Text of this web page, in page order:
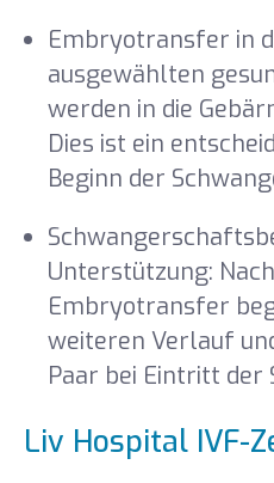
Embryotransfer in
ausgewählten
werden in die
Dies ist ein
Beginn der
Unterstützung:
Embryotransfer
weiteren Verlauf
Paar bei Eintritt der
Liv Hospital IVF-